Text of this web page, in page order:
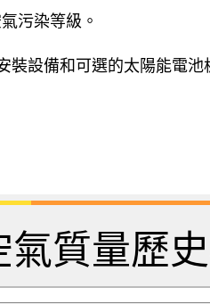
污染等級。
裝設備和可選的太陽能電池
氣質量歷